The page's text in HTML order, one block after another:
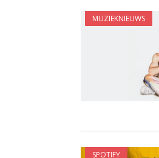
MUZIEKNIEUWS
SPOTIFY